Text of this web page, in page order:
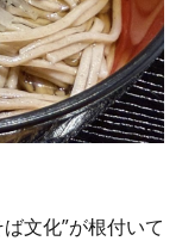
文化”が根付いて